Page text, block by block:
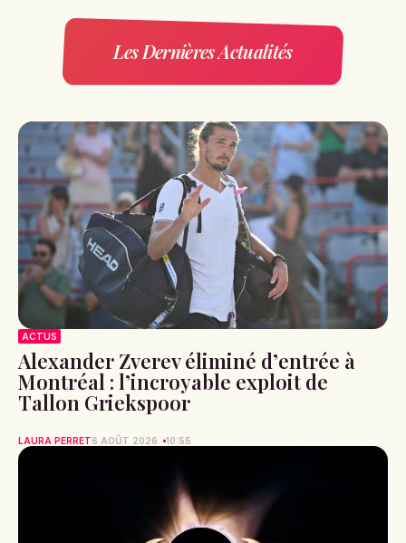
Les Dernières Actualités
ACTUS
Alexander Zverev éliminé d’entrée à
Montréal : l’incroyable exploit de
Tallon Griekspoor
LAURA PERRET6 AOÛT 2026 10:55